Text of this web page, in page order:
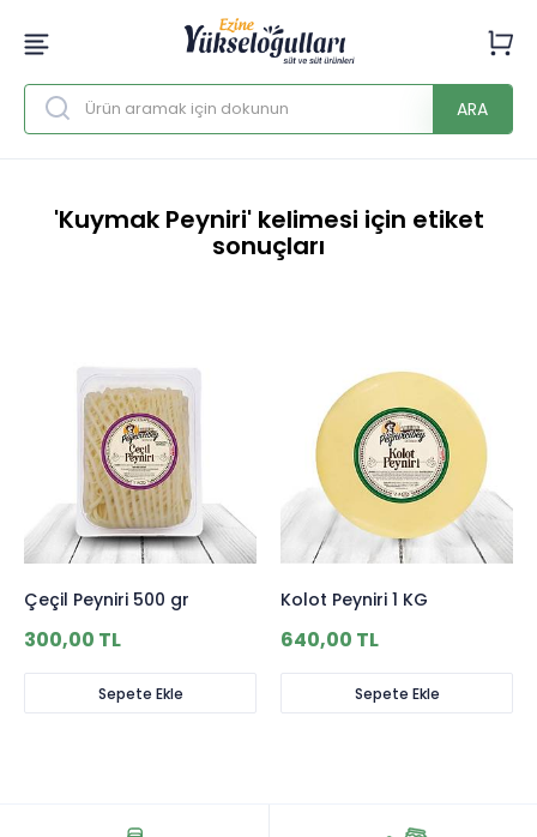
ARA
'Kuymak Peyniri' kelimesi için etiket
sonuçları
Çeçil Peyniri 500 gr
300,00 TL
Sepete Ekle
Kolot Peyniri 1 KG
640,00 TL
Sepete Ekle